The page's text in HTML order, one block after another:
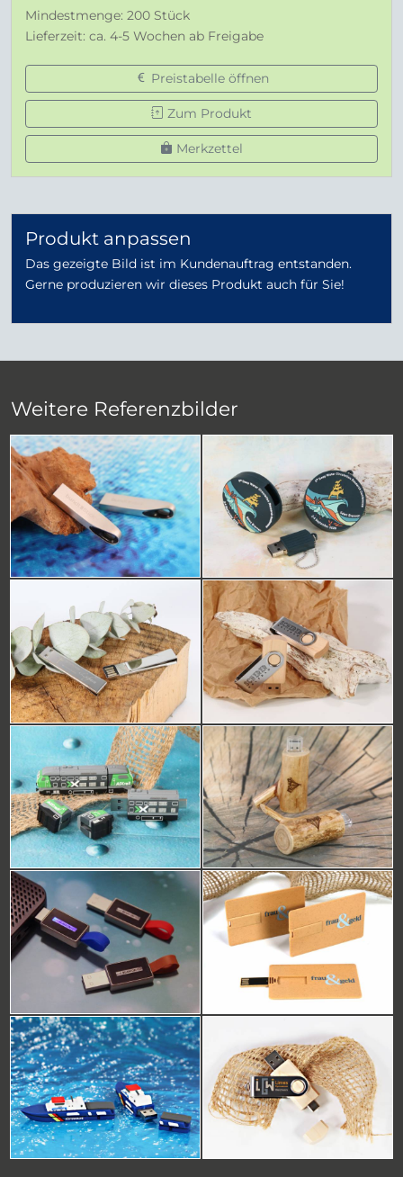
Mindestmenge: 200 Stück
Lieferzeit: ca. 4-5 Wochen ab Freigabe
Preistabelle öffnen
Zum Produkt
Merkzettel
Produkt anpassen
Das gezeigte Bild ist im Kundenauftrag entstanden.
Gerne produzieren wir dieses Produkt auch für Sie!
Weitere Referenzbilder